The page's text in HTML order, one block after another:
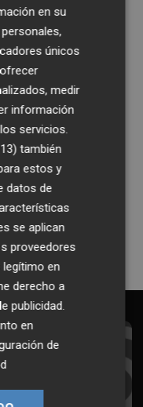
el Recinto
del Campo de
de
correo
en su
únicos
medir
información
servicios.
también
estos y
datos de
se aplican
proveedores
legítimo en
derecho a
publicidad.
en
de